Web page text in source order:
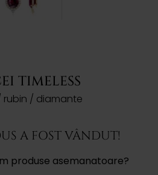
TIMELESS
rubin / diamante
A FOST VÂNDUT!
produse asemanatoare?